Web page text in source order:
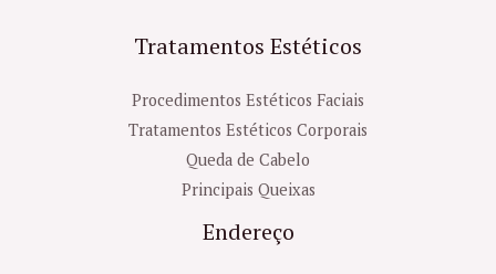
Tratamentos Estéticos
Procedimentos Estéticos Faciais
Tratamentos Estéticos Corporais
Queda de Cabelo
Principais Queixas
Endereço